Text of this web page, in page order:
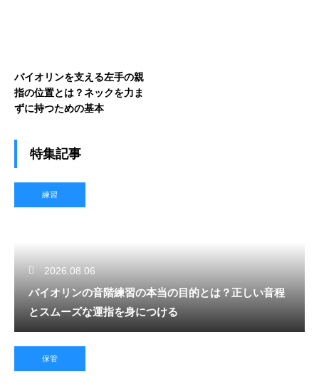
バイオリンを支える左手の親
指の位置とは？ネックを力ま
ずに持つための基本
特集記事
練習
2026.08.06
バイオリンの音階練習の本当の目的とは？正しい音程
とスムーズな運指を身につける
保管